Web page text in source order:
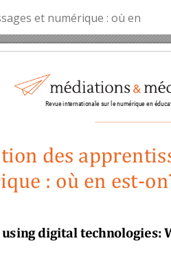
et numérique : où en